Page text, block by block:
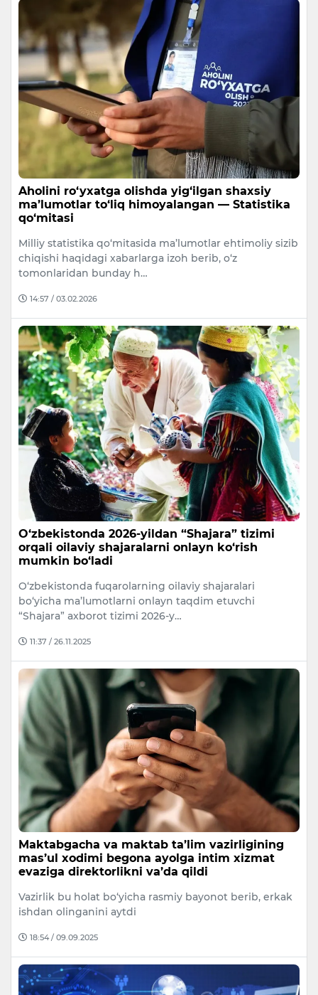
Aholini ro‘yxatga olishda yig‘ilgan shaxsiy
ma’lumotlar to‘liq himoyalangan — Statistika
qo‘mitasi
Milliy statistika qo‘mitasida ma’lumotlar ehtimoliy sizib
chiqishi haqidagi xabarlarga izoh berib, o‘z
tomonlaridan bunday h…
14:57 / 03.02.2026
O‘zbekistonda 2026-yildan “Shajara” tizimi
orqali oilaviy shajaralarni onlayn ko‘rish
mumkin bo‘ladi
O‘zbekistonda fuqarolarning oilaviy shajaralari
bo‘yicha ma’lumotlarni onlayn taqdim etuvchi
“Shajara” axborot tizimi 2026-y…
11:37 / 26.11.2025
Maktabgacha va maktab ta’lim vazirligining
mas’ul xodimi begona ayolga intim xizmat
evaziga direktorlikni va’da qildi
Vazirlik bu holat bo‘yicha rasmiy bayonot berib, erkak
ishdan olinganini aytdi
18:54 / 09.09.2025